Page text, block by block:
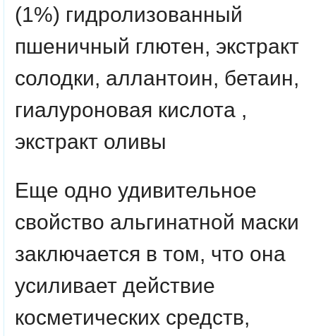
(1%) гидролизованный
пшеничный глютен, экстракт
солодки, аллантоин, бетаин,
гиалуроновая кислота ,
экстракт оливы
Еще одно удивительное
свойство альгинатной маски
заключается в том, что она
усиливает действие
косметических средств,